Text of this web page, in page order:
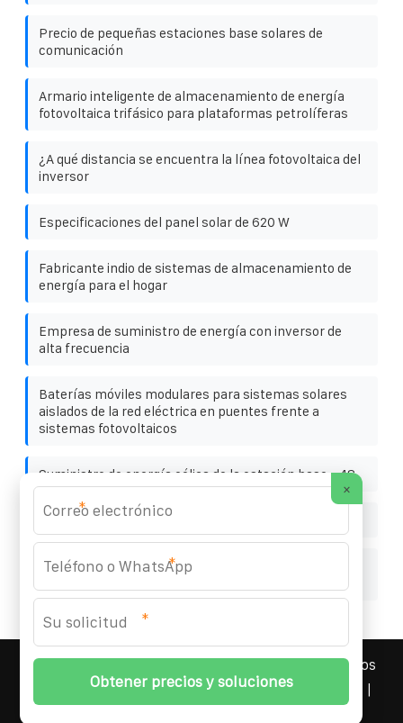
Precio de pequeñas estaciones base solares de
comunicación
Armario inteligente de almacenamiento de energía
fotovoltaica trifásico para plataformas petrolíferas
¿A qué distancia se encuentra la línea fotovoltaica del
inversor
Especificaciones del panel solar de 620 W
Fabricante indio de sistemas de almacenamiento de
energía para el hogar
Empresa de suministro de energía con inversor de
alta frecuencia
Baterías móviles modulares para sistemas solares
aislados de la red eléctrica en puentes frente a
sistemas fotovoltaicos
Suministro de energía eólica de la estación base - 48
Precio del almacenamiento de energía de 10 MWh
Características estructurales de los paneles
YOUFOTO INDUSTRIAL SOLAR
2026 Todos los
derechos reservados. | Teléfono:+34 91 527 43 18
×
*
*
*